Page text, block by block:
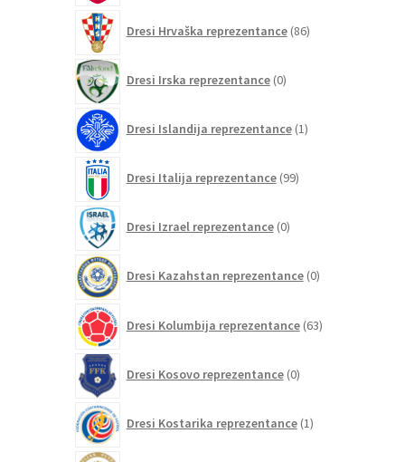
Dresi Hrvaška reprezentance 86izdelkov
Dresi Irska reprezentance 0izdelkov
Dresi Islandija reprezentance 1izdelek
Dresi Italija reprezentance 99izdelkov
Dresi Izrael reprezentance 0izdelkov
Dresi Kazahstan reprezentance 0izdelkov
Dresi Kolumbija reprezentance 63izdelkov
Dresi Kosovo reprezentance 0izdelkov
Dresi Kostarika reprezentance 1izdelek